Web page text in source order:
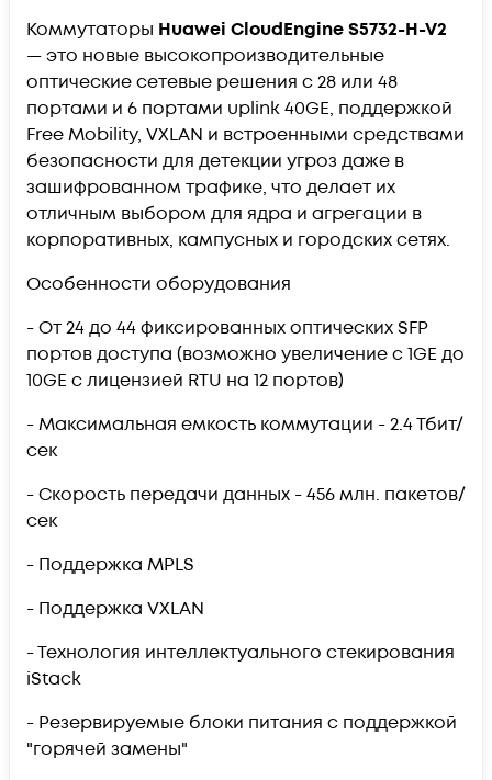
Коммутаторы Huawei CloudEngine S5732-H-V2
— это новые высокопроизводительные
оптические сетевые решения с 28 или 48
портами и 6 портами uplink 40GE, поддержкой
Free Mobility, VXLAN и встроенными средствами
безопасности для детекции угроз даже в
зашифрованном трафике, что делает их
отличным выбором для ядра и агрегации в
корпоративных, кампусных и городских сетях.
Особенности оборудования
- От 24 до 44 фиксированных оптических SFP
портов доступа (возможно увеличение с 1GE до
10GE с лицензией RTU на 12 портов)
- Максимальная емкость коммутации - 2.4 Тбит/
сек
- Скорость передачи данных - 456 млн. пакетов/
сек
- Поддержка MPLS
- Поддержка VXLAN
- Технология интеллектуального стекирования
iStack
- Резервируемые блоки питания с поддержкой
"горячей замены"